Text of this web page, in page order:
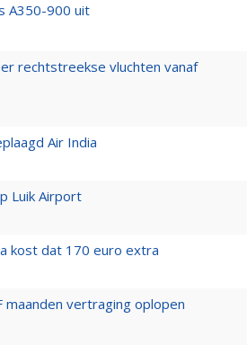
A350-900 uit
rechtstreekse vluchten vanaf
Air India
Luik Airport
kost dat 170 euro extra
maanden vertraging oplopen